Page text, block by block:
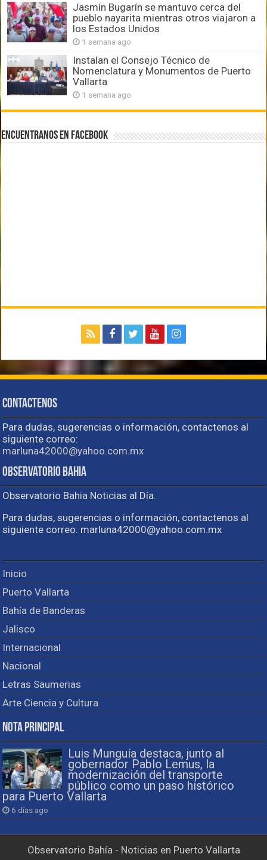
Jasmín Bugarín se mantuvo cerca del
pueblo nayarita mientras otros viajaron a
los Estados Unidos
1 semana ago
Instalan el Consejo Técnico de
Nomenclatura y Monumentos de Puerto
Vallarta
1 semana ago
Encuentranos en Facebook
Contactenos
Para dudas, sugerencias o información, contactenos al
siguiente correo:
marluna42000@yahoo.com.mx
Observatorio Bahia
Observatorio Bahia Noticias al Día.
Para dudas, sugerencias o información, contactenos al
siguiente correo: marluna42000@yahoo.com.mx
Inicio
Puerto Vallarta
Bahía de Banderas
Jalisco
Internacional
Nacional
Letras Saumerias
Arte Ciencia y Cultura
Nota Principal
Luis Munguía destaca, junto al
gobernador Pablo Lemus, la
modernización del transporte
público como un paso histórico
para Puerto Vallarta
6 días ago
Observatorio Bahía - Noticias en Puerto Vallarta